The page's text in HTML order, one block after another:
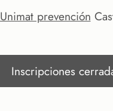
Unimat prevención
Inscripciones